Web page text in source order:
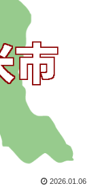
2026.01.06